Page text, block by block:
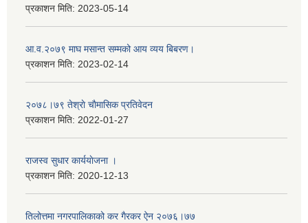
प्रकाशन मिति: 2023-05-14
आ.व.२०७९ माघ मसान्त सम्मको आय व्यय बिबरण।
प्रकाशन मिति: 2023-02-14
२०७८।७९ तेश्राे चाैमासिक प्रतिवेदन
प्रकाशन मिति: 2022-01-27
राजस्व सुधार कार्ययाेजना ।
प्रकाशन मिति: 2020-12-13
तिलोत्तमा नगरपालिकाको कर गैरकर ऐन २०७६।७७